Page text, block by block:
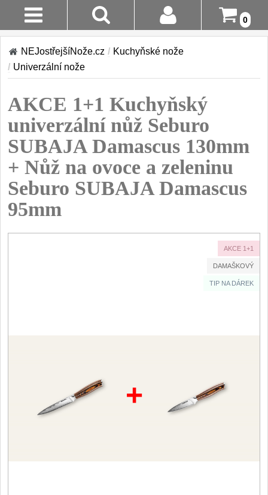
0
Stav
Objednávky
Registrace
Doručení A
Platba
Vrácení Do
14 Dnů
Reklamace
Akce!
Kuchyňské nože
Sady kuchyňských nožů 9
Šéfkuchařské nože
Univerzální nože 50
Nože na ovoce a
zeleninu 43
Santoku nože
2
Plátkovací nože
NEJostřejšíNože.cz / Kuchyňské nože
/ Univerzální nože
AKCE 1+1 Kuchyňský
univerzální nůž Seburo
SUBAJA Damascus 130mm
+ Nůž na ovoce a zeleninu
Seburo SUBAJA Damascus
95mm
AKCE 1+1
DAMAŠKOVÝ
TIP NA DÁREK
+